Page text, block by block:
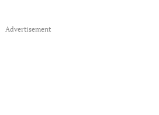
Advertisement